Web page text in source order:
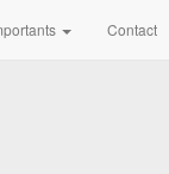
Contact